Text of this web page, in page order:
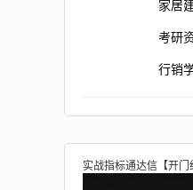
家居
考研
行销
实战指标通达信【开